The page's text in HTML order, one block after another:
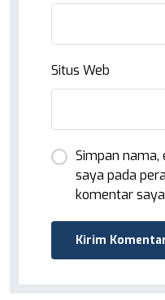
Situs Web
Simpan nama,
saya pada
komentar